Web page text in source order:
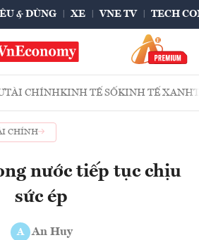
& DÙNG XE VNE TV TECH
TÀI CHÍNHKINH TẾ SỐKINH TẾ XANH
CHÍNH
nước tiếp tục chịu
sức ép
A An Huy